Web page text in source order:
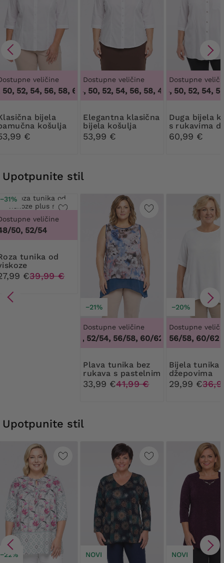
veličine
52, 54, 56, 58, 60, 46, 48, 50, 52, 54, 56, 58, 60
košulja
€
Dostupne veličine
46, 48, 50, 52, 54, 56, 58,46, 48, 50, 52, 54,
Elegantna klasična
bijela košulja
53,99 €
Dostupne
46, 48, 50, 52, 54, 56,
Duga bijela košulja
s rukavima
lakta
60,99 €
Upotpunite stil
−31%
veličine
50, 52/54
od
€39,99 €
−21%
Dostupne veličine
48/50, 52/54, 56/58, 60/62,48/50, 52/54,
Plava tunika bez
rukava s pastelnim
uzorcima
33,99 €41,99 €
−20%
Dostupne
56/58, 60/62
Bijela tunika s
džepovima
29,99 €
Upotpunite stil
−22% NOVI NOVI